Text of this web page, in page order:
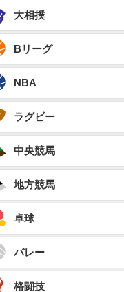
大相撲
Bリーグ
NBA
ラグビー
中央競馬
地方競馬
卓球
バレー
格闘技